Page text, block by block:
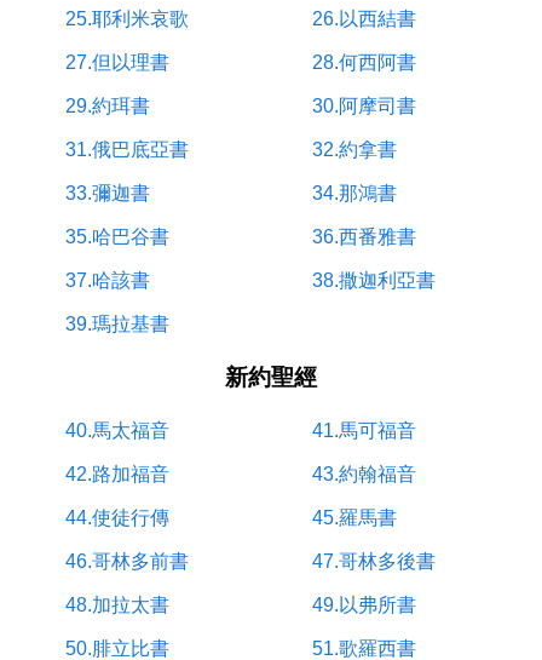
25.耶利米哀歌 26.以西結書
27.但以理書 28.何西阿書
29.約珥書 30.阿摩司書
31.俄巴底亞書 32.約拿書
33.彌迦書 34.那鴻書
35.哈巴谷書 36.西番雅書
37.哈該書 38.撒迦利亞書
39.瑪拉基書
新約聖經
40.馬太福音 41.馬可福音
42.路加福音 43.約翰福音
44.使徒行傳 45.羅馬書
46.哥林多前書 47.哥林多後書
48.加拉太書 49.以弗所書
50.腓立比書 51.歌羅西書